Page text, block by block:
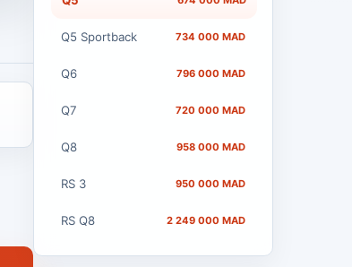
Q5 Sportback 734 000 MAD
Q6 796 000 MAD
Q7 720 000 MAD
Q8 958 000 MAD
RS 3 950 000 MAD
RS Q8 2 249 000 MAD